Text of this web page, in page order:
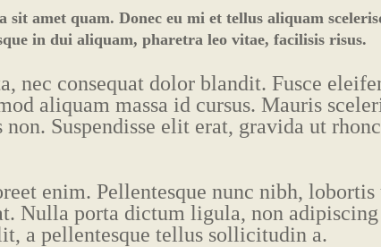
amet quam. Donec eu mi et tellus aliquam
in dui aliquam, pharetra leo vitae, facilisis risus.
nec consequat dolor blandit. Fusce
aliquam massa id cursus. Mauris
Suspendisse elit erat, gravida ut
enim. Pellentesque nunc nibh, lobortis
Nulla porta dictum ligula, non
a pellentesque tellus sollicitudin a.